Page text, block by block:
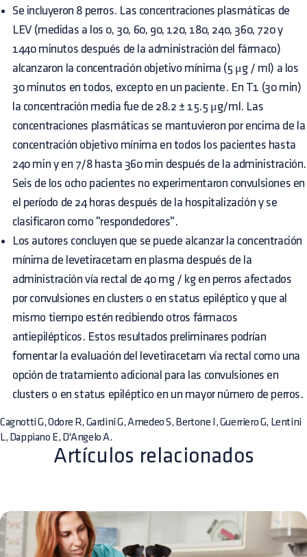
Se incluyeron 8 perros. Las concentraciones plasmáticas de
LEV (medidas a los 0, 30, 60, 90, 120, 180, 240, 360, 720 y
1440 minutos después de la administración del fármaco)
alcanzaron la concentración objetivo mínima (5 μg / ml) a los
30 minutos en todos, excepto en un paciente. En T1 (30 min)
la concentración media fue de 28.2 ± 15.5 μg/ml. Las
concentraciones plasmáticas se mantuvieron por encima de la
concentración objetivo mínima en todos los pacientes hasta
240 min y en 7/8 hasta 360 min después de la administración.
Seis de los ocho pacientes no experimentaron convulsiones en
el período de 24 horas después de la hospitalización y se
clasificaron como "respondedores".
Los autores concluyen que se puede alcanzar la concentración
mínima de levetiracetam en plasma después de la
administración vía rectal de 40 mg / kg en perros afectados
por convulsiones en clusters o en status epiléptico y que al
mismo tiempo estén recibiendo otros fármacos
antiepilépticos. Estos resultados preliminares podrían
fomentar la evaluación del levetiracetam vía rectal como una
opción de tratamiento adicional para las convulsiones en
clusters o en status epiléptico en un mayor número de perros.
Cagnotti G, Odore R, Gardini G, Amedeo S, Bertone I, Guerriero G, Lentini
L, Dappiano E, D'Angelo A.
Artículos relacionados